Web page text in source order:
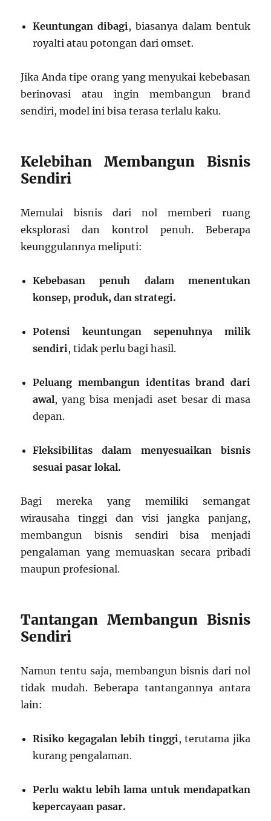
Keuntungan dibagi, biasanya dalam bentuk
royalti atau potongan dari omset.
Jika Anda tipe orang yang menyukai kebebasan
berinovasi atau ingin membangun brand
sendiri, model ini bisa terasa terlalu kaku.
Kelebihan Membangun Bisnis
Sendiri
Memulai bisnis dari nol memberi ruang
eksplorasi dan kontrol penuh. Beberapa
keunggulannya meliputi:
Kebebasan penuh dalam menentukan
konsep, produk, dan strategi.
Potensi keuntungan sepenuhnya milik
sendiri, tidak perlu bagi hasil.
Peluang membangun identitas brand dari
awal, yang bisa menjadi aset besar di masa
depan.
Fleksibilitas dalam menyesuaikan bisnis
sesuai pasar lokal.
Bagi mereka yang memiliki semangat
wirausaha tinggi dan visi jangka panjang,
membangun bisnis sendiri bisa menjadi
pengalaman yang memuaskan secara pribadi
maupun profesional.
Tantangan Membangun Bisnis
Sendiri
Namun tentu saja, membangun bisnis dari nol
tidak mudah. Beberapa tantangannya antara
lain:
Risiko kegagalan lebih tinggi, terutama jika
kurang pengalaman.
Perlu waktu lebih lama untuk mendapatkan
kepercayaan pasar.